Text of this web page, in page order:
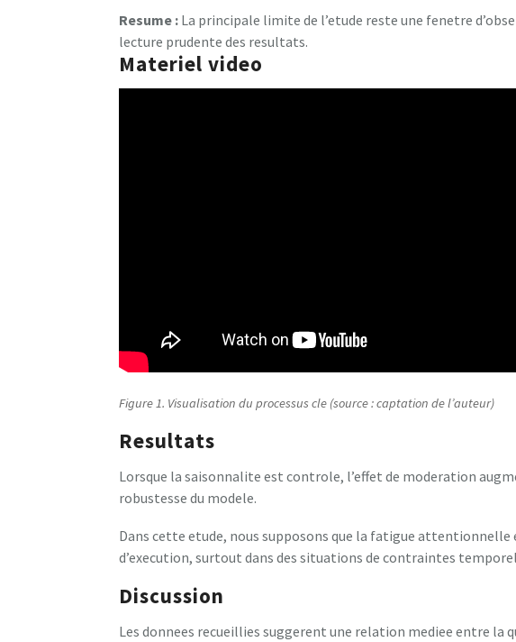
Resume : La principale limite de l’etude reste une fenetre
lecture prudente des resultats.
Materiel video
Figure 1. Visualisation du processus cle (source : captation de l’auteur)
Resultats
Lorsque la saisonnalite est controle, l’effet de moderation
robustesse du modele.
Dans cette etude, nous supposons que la fatigue attentionnelle
d’execution, surtout dans des situations de contraintes
Discussion
Les donnees recueillies suggerent une relation mediee entre